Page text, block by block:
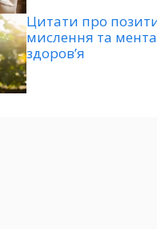
Цитати про
мислення та
здоров’я